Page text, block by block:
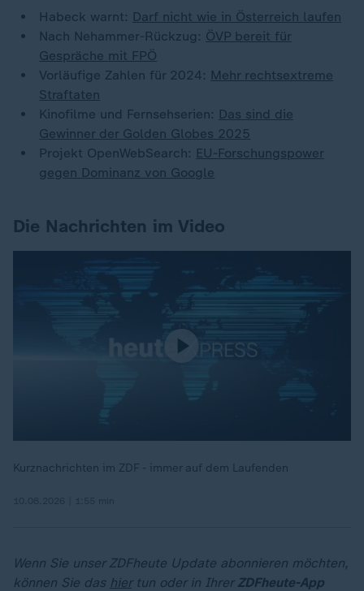
Habeck warnt: Darf nicht wie in Österreich laufen
Nach Nehammer-Rückzug: ÖVP bereit für
Gespräche mit FPÖ
Vorläufige Zahlen für 2024: Mehr rechtsextreme
Straftaten
Kinofilme und Fernsehserien: Das sind die
Gewinner der Golden Globes 2025
Projekt OpenWebSearch: EU-Forschungspower
gegen Dominanz von Google
Die Nachrichten im Video
Kurznachrichten im ZDF - immer auf dem Laufenden
Wenn Sie unser ZDFheute Update abonnieren möchten,
können Sie das hiertun oder in Ihrer ZDFheute-App